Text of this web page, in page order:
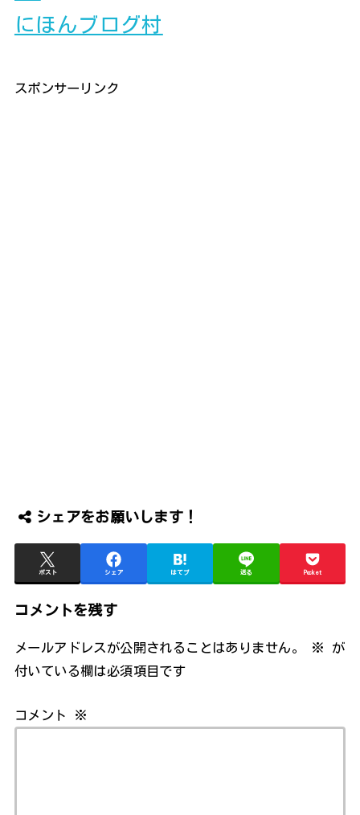
にほんブログ村
スポンサーリンク
シェアをお願いします！
ポスト シェア はてブ 送る Pocket
コメントを残す
メールアドレスが公開されることはありません。 ※
が
付いている欄は必須項目です
コメント ※